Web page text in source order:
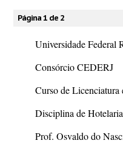
Blog
Contate-nos
Página 1 de 2
Universidade Federal
Consórcio CEDERJ
Curso de
Disciplina de Hotelaria
Prof. Osvaldo do